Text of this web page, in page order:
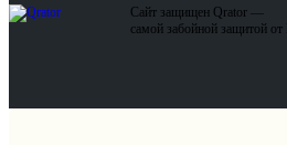
Сайт защищен Qrator —
самой забойной защитой